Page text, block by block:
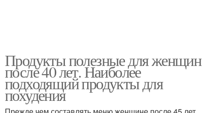
Продукты полезные для женщин
после 40 лет. Наиболее
подходящий продукты для
похудения